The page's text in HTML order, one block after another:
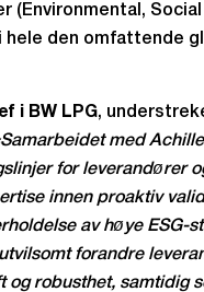
Social
hele den omfattende
i BW LPG,
med
for leverandører
innen proaktiv
av høye ESG-
forandre
robusthet, samtidig